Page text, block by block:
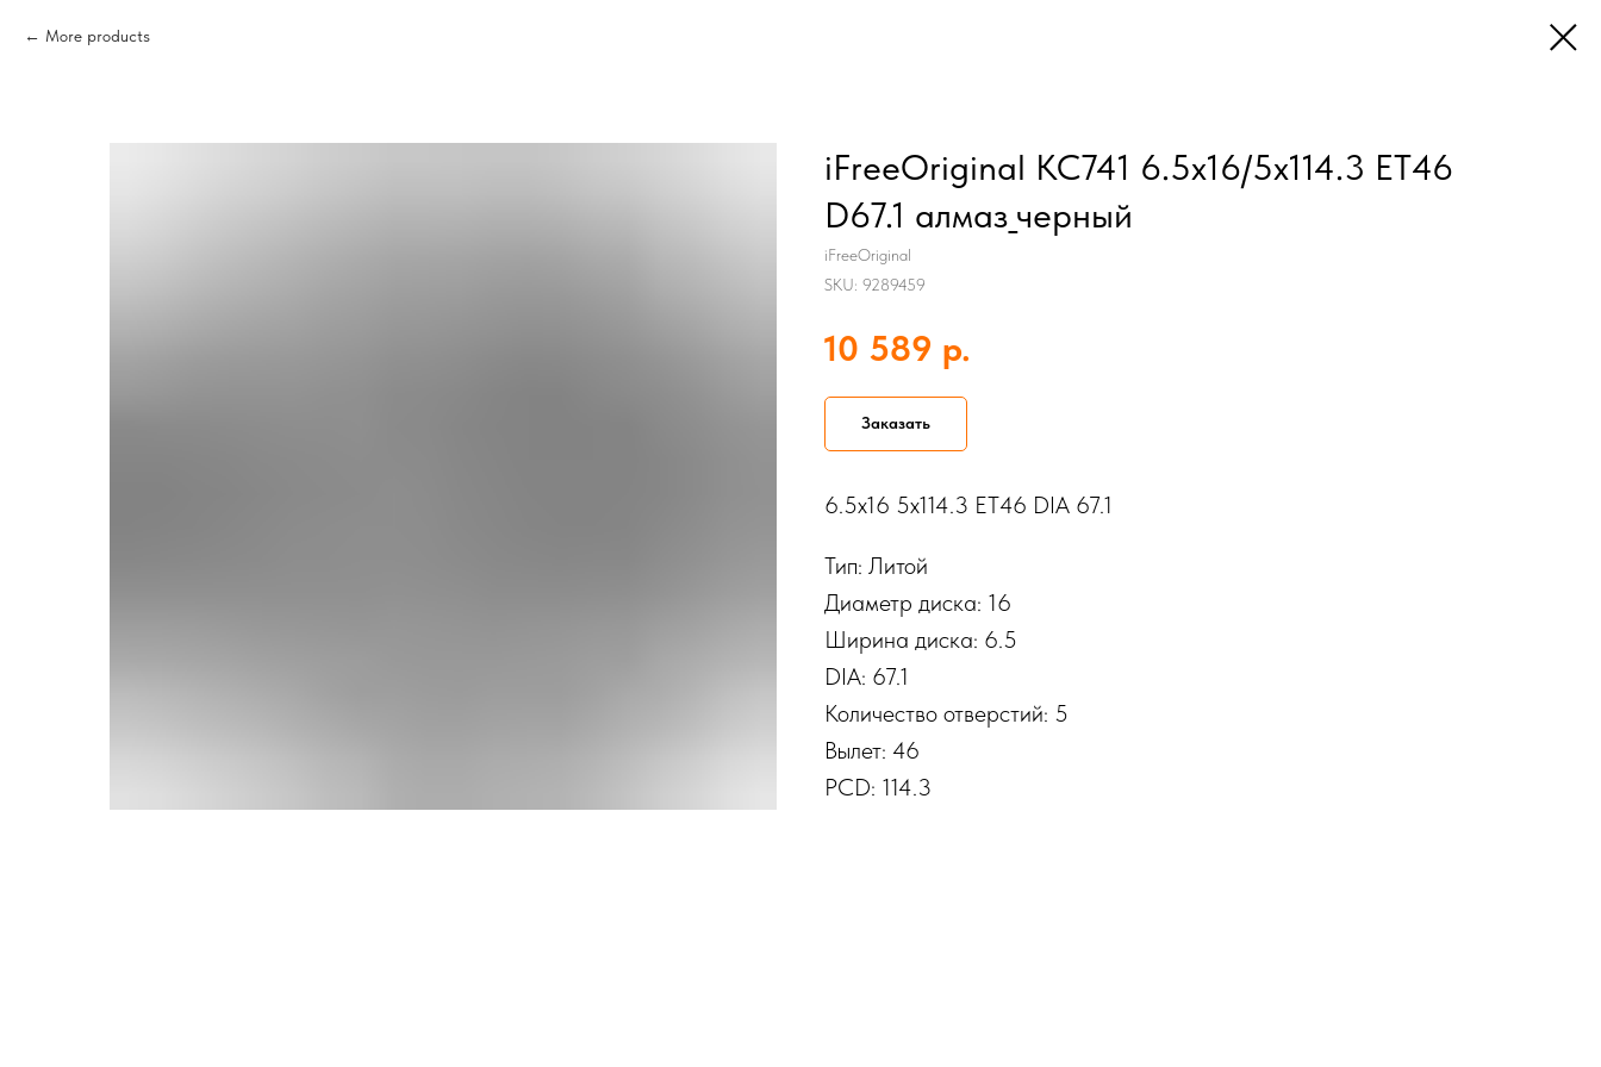
More products
iFreeOriginal КС741 6.5x16/5x114.3 ET46
D67.1 алмаз_черный
iFreeOriginal
SKU: 9289459
10 589 р.
Заказать
6.5x16 5x114.3 ET46 DIA 67.1
Тип: Литой
Диаметр диска: 16
Ширина диска: 6.5
DIA: 67.1
Количество отверстий: 5
Вылет: 46
PCD: 114.3